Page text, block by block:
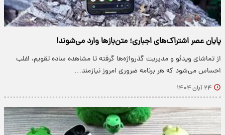
پایان عصر اشتراک‌های اجباری؛ متن‌بازها وارد می‌شوند!
از تماشای ویدئو و مدیریت گذرواژه‌ها گرفته تا مشاهده ساده تقویم، اغلب
احساس می‌شود که هر برنامه ضروری امروز نیازمند…
۲۴ آبان ۱۴۰۴